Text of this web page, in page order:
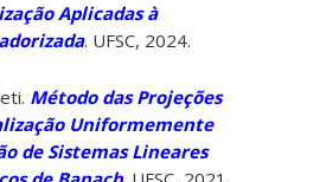
Aplicadas à
. UFSC, 2024.
Método das Projeções
Uniformemente
de Sistemas Lineares